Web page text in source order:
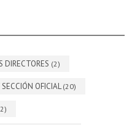
DIRECTORES (2)
OFICIAL(20)